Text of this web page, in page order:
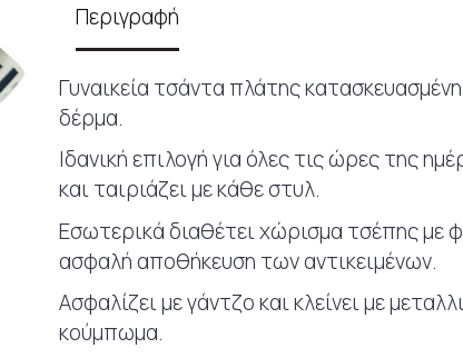
Περιγραφή
Γυναικεία τσάντα πλάτης
δέρμα.
Ιδανική επιλογή για όλες τις ώρες της
και ταιριάζει με κάθε στυλ.
Εσωτερικά διαθέτει χώρισμα τσέπης με
ασφαλή αποθήκευση των αντικειμένων.
Ασφαλίζει με γάντζο και κλείνει με
κούμπωμα.